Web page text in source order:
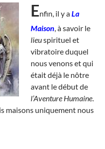
Enfin, il y aLa
Maison , à savoir le
lieuspirituel et
vibratoire duquel
nous venons et qui
était déjà le nôtre
avant le début de
l’Aventure Humaine
maisons uniquement nous